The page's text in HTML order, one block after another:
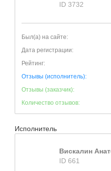
ID 3732
Был(а) на сайте:
Дата регистрации:
Рейтинг:
Отзывы (исполнитель):
Отзывы (заказчик):
Количество отзывов:
Исполнитель
Вискалин
ID 661